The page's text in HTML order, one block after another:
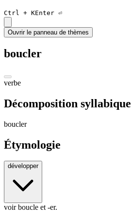
Ctrl + KEnter ⏎
Ouvrir le panneau de thèmes
boucler
verbe
Décomposition syllabique
boucler
Étymologie
développer
voir boucle et -er.